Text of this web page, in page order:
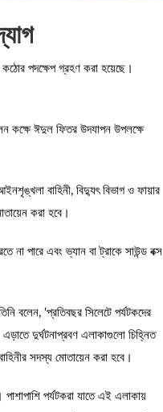
কঠোর পদক্ষেপ গ্রহণ করা হয়েছে।
কক্ষে ঈদুল ফিতর উদযাপন উপলক্ষে
বাহিনী, বিদ্যুৎ বিভাগ ও ফায়ার
করা হবে।
পারে এবং ভ্যান বা ট্রাকে সাউন্ড বক্স
বলেন, ‘প্রতিবছর সিলেটে পর্যটকদের
দুর্ঘটনাপ্রবণ এলাকাগুলো চিহ্নিত
সদস্য মোতায়েন করা হবে।
পর্যটকরা যাতে এই এলাকায়